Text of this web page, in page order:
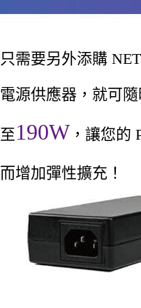
只需要另外添購
電源供應器，就可隨
至190W ，讓您的
而增加彈性擴充！